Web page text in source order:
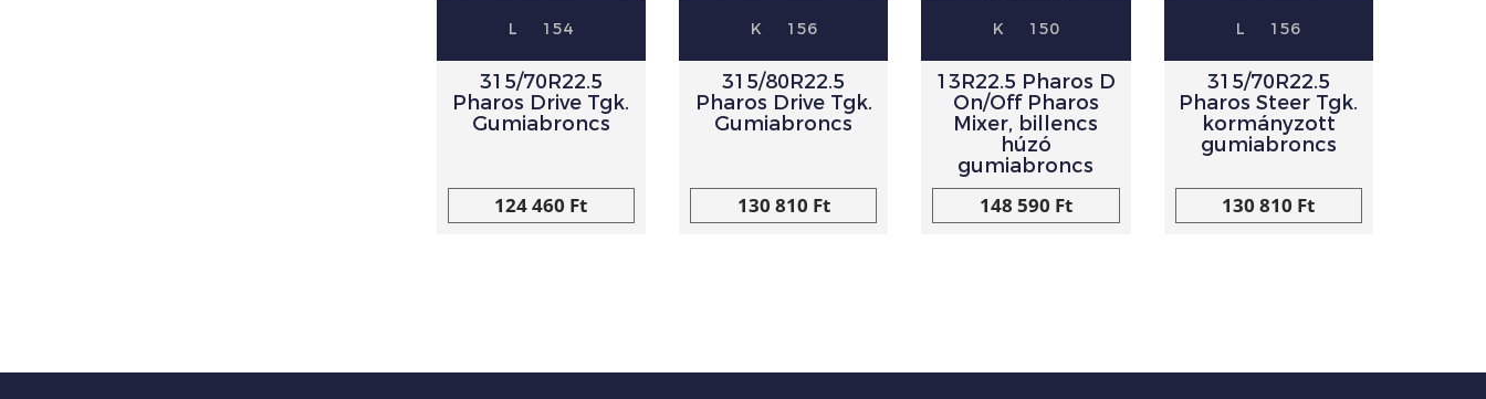
L 154
315/70R22.5
Pharos Drive Tgk.
Gumiabroncs
124 460 Ft
K 156
315/80R22.5
Pharos Drive Tgk.
Gumiabroncs
130 810 Ft
K 150
13R22.5 Pharos D
On/Off Pharos
Mixer, billencs
húzó
gumiabroncs
148 590 Ft
L 156
315/70R22.5
Pharos Steer Tgk.
kormányzott
gumiabroncs
130 810 Ft